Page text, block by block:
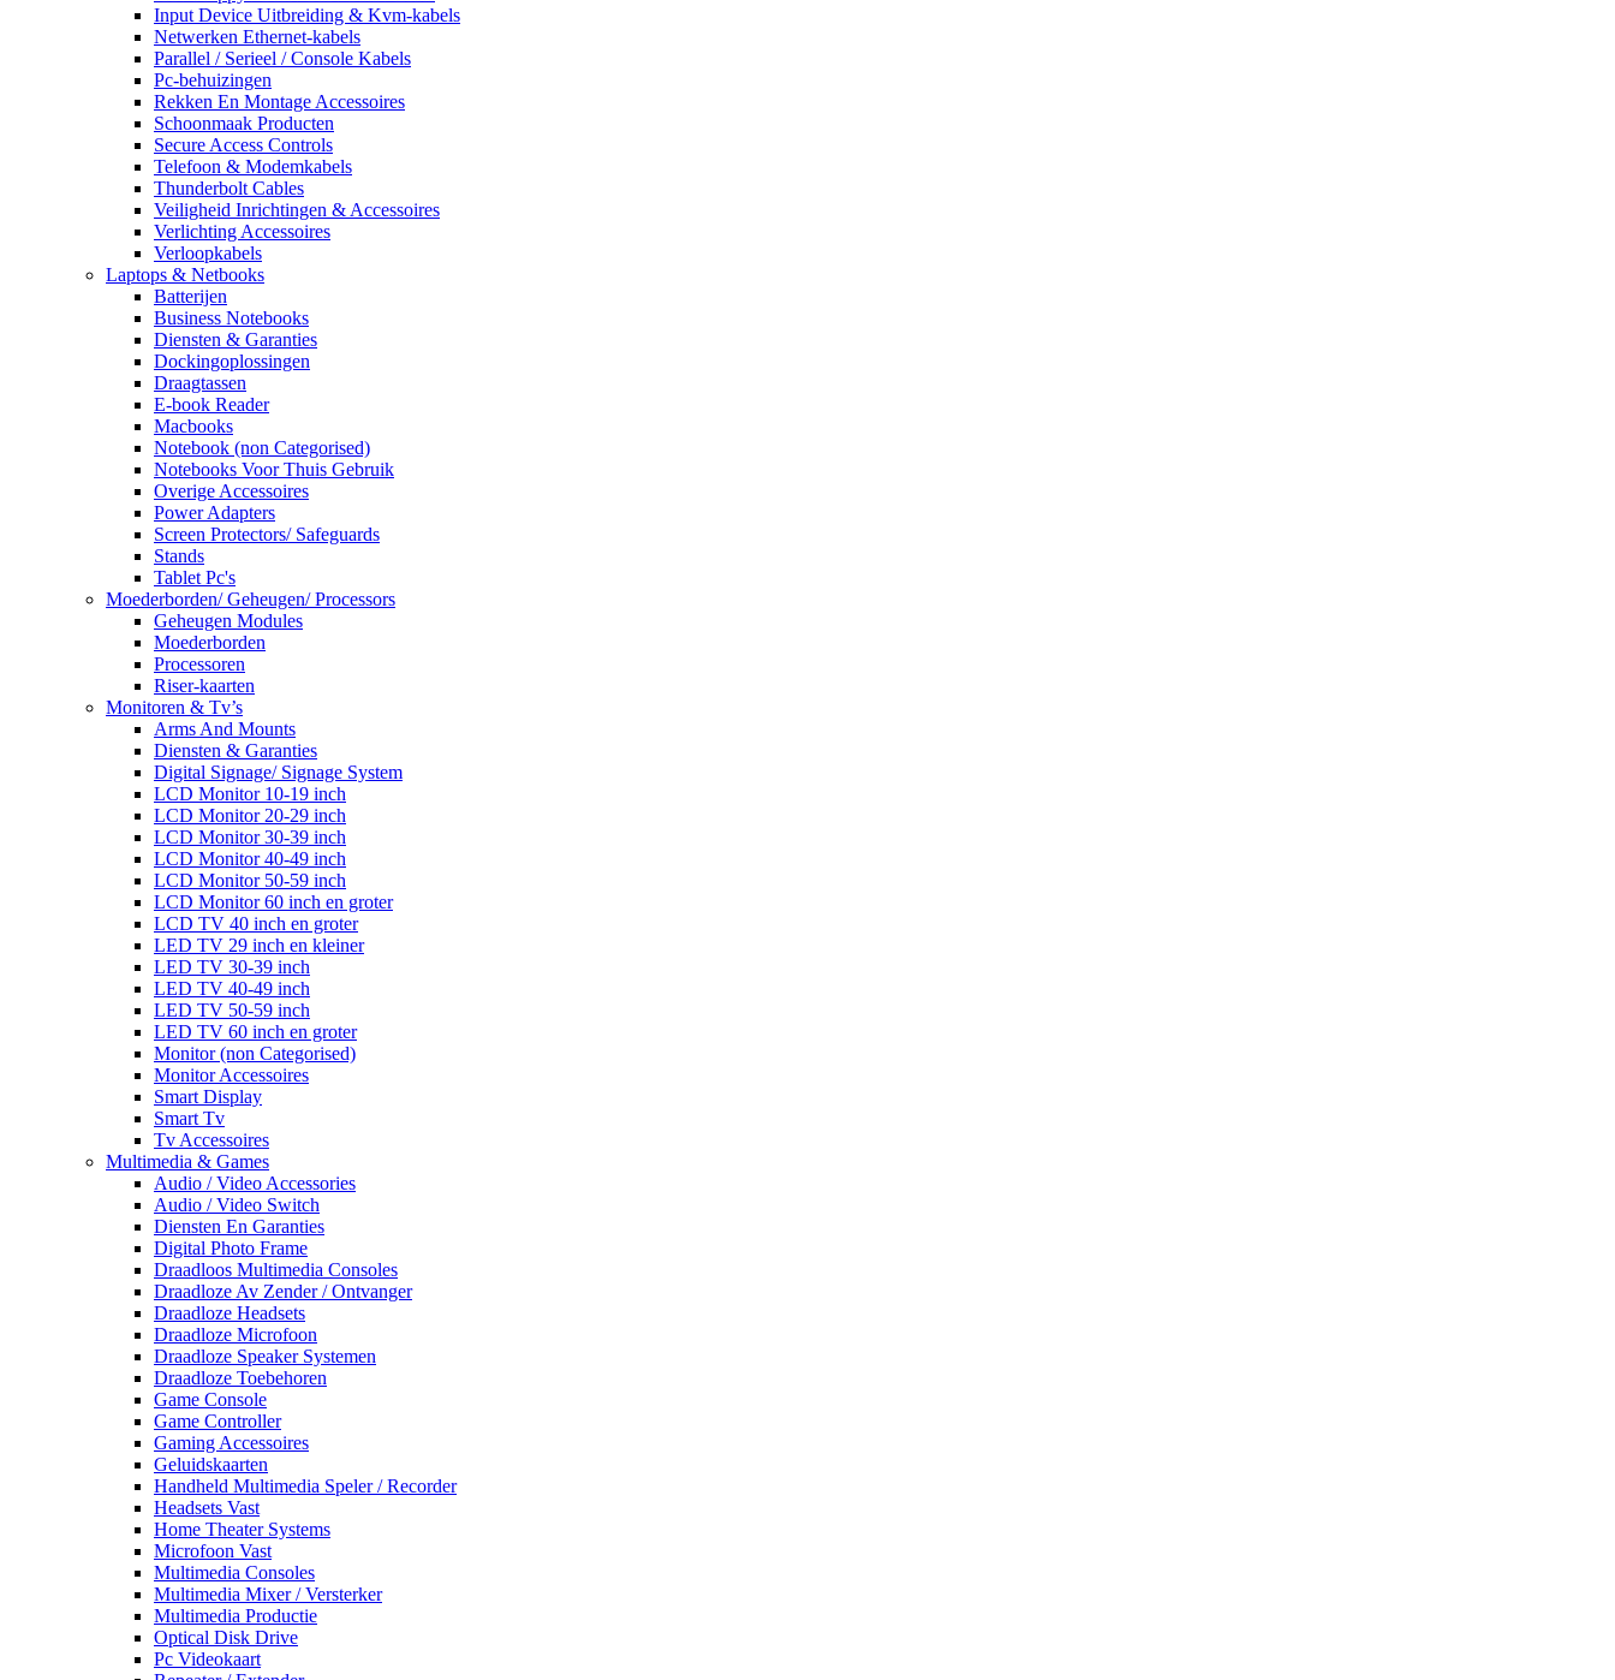
Input Device Uitbreiding & Kvm-kabels
Netwerken Ethernet-kabels
Parallel / Serieel / Console Kabels
Pc-behuizingen
Rekken En Montage Accessoires
Schoonmaak Producten
Secure Access Controls
Telefoon & Modemkabels
Thunderbolt Cables
Veiligheid Inrichtingen & Accessoires
Verlichting Accessoires
Verloopkabels
Laptops & Netbooks
Batterijen
Business Notebooks
Diensten & Garanties
Dockingoplossingen
Draagtassen
E-book Reader
Macbooks
Notebook (non Categorised)
Notebooks Voor Thuis Gebruik
Overige Accessoires
Power Adapters
Screen Protectors/ Safeguards
Stands
Tablet Pc's
Moederborden/ Geheugen/ Processors
Geheugen Modules
Moederborden
Processoren
Riser-kaarten
Monitoren & Tv’s
Arms And Mounts
Diensten & Garanties
Digital Signage/ Signage System
LCD Monitor 10-19 inch
LCD Monitor 20-29 inch
LCD Monitor 30-39 inch
LCD Monitor 40-49 inch
LCD Monitor 50-59 inch
LCD Monitor 60 inch en groter
LCD TV 40 inch en groter
LED TV 29 inch en kleiner
LED TV 30-39 inch
LED TV 40-49 inch
LED TV 50-59 inch
LED TV 60 inch en groter
Monitor (non Categorised)
Monitor Accessoires
Smart Display
Smart Tv
Tv Accessoires
Multimedia & Games
Audio / Video Accessories
Audio / Video Switch
Diensten En Garanties
Digital Photo Frame
Draadloos Multimedia Consoles
Draadloze Av Zender / Ontvanger
Draadloze Headsets
Draadloze Microfoon
Draadloze Speaker Systemen
Draadloze Toebehoren
Game Console
Game Controller
Gaming Accessoires
Geluidskaarten
Handheld Multimedia Speler / Recorder
Headsets Vast
Home Theater Systems
Microfoon Vast
Multimedia Consoles
Multimedia Mixer / Versterker
Multimedia Productie
Optical Disk Drive
Pc Videokaart